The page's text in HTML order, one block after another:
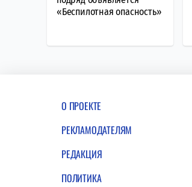
«Беспилотная опасность»
О ПРОЕКТЕ
РЕКЛАМОДАТЕЛЯМ
РЕДАКЦИЯ
ПОЛИТИКА